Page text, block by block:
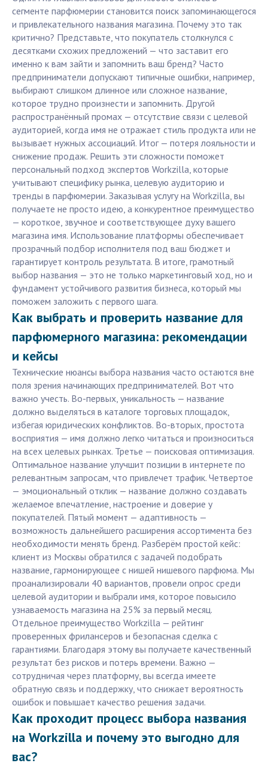
сегменте парфюмерии становится поиск запоминающегося
и привлекательного названия магазина. Почему это так
критично? Представьте, что покупатель столкнулся с
десятками схожих предложений — что заставит его
именно к вам зайти и запомнить ваш бренд? Часто
предприниматели допускают типичные ошибки, например,
выбирают слишком длинное или сложное название,
которое трудно произнести и запомнить. Другой
распространённый промах — отсутствие связи с целевой
аудиторией, когда имя не отражает стиль продукта или не
вызывает нужных ассоциаций. Итог — потеря лояльности и
снижение продаж. Решить эти сложности поможет
персональный подход экспертов Workzilla, которые
учитывают специфику рынка, целевую аудиторию и
тренды в парфюмерии. Заказывая услугу на Workzilla, вы
получаете не просто идею, а конкурентное преимущество
— короткое, звучное и соответствующее духу вашего
магазина имя. Использование платформы обеспечивает
прозрачный подбор исполнителя под ваш бюджет и
гарантирует контроль результата. В итоге, грамотный
выбор названия — это не только маркетинговый ход, но и
фундамент устойчивого развития бизнеса, который мы
поможем заложить с первого шага.
Как выбрать и проверить название для
парфюмерного магазина: рекомендации
и кейсы
Технические нюансы выбора названия часто остаются вне
поля зрения начинающих предпринимателей. Вот что
важно учесть. Во-первых, уникальность — название
должно выделяться в каталоге торговых площадок,
избегая юридических конфликтов. Во-вторых, простота
восприятия — имя должно легко читаться и произноситься
на всех целевых рынках. Третье — поисковая оптимизация.
Оптимальное название улучшит позиции в интернете по
релевантным запросам, что привлечет трафик. Четвертое
— эмоциональный отклик — название должно создавать
желаемое впечатление, настроение и доверие у
покупателей. Пятый момент — адаптивность —
возможность дальнейшего расширения ассортимента без
необходимости менять бренд. Разберём простой кейс:
клиент из Москвы обратился с задачей подобрать
название, гармонирующее с нишей нишевого парфюма. Мы
проанализировали 40 вариантов, провели опрос среди
целевой аудитории и выбрали имя, которое повысило
узнаваемость магазина на 25% за первый месяц.
Отдельное преимущество Workzilla — рейтинг
проверенных фрилансеров и безопасная сделка с
гарантиями. Благодаря этому вы получаете качественный
результат без рисков и потерь времени. Важно —
сотрудничая через платформу, вы всегда имеете
обратную связь и поддержку, что снижает вероятность
ошибок и повышает качество решения задачи.
Как проходит процесс выбора названия
на Workzilla и почему это выгодно для
вас?